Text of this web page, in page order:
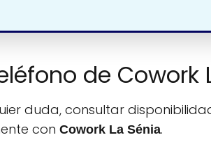
de Cowork
duda, consultar
con Cowork La Sénia.